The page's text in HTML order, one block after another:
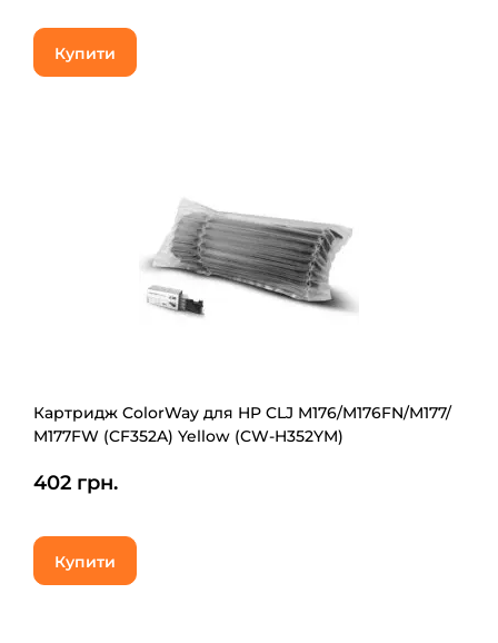
Купити
Картридж ColorWay для HP CLJ M176/M176FN/M177/
M177FW (CF352A) Yellow (CW-H352YM)
402 грн.
Купити